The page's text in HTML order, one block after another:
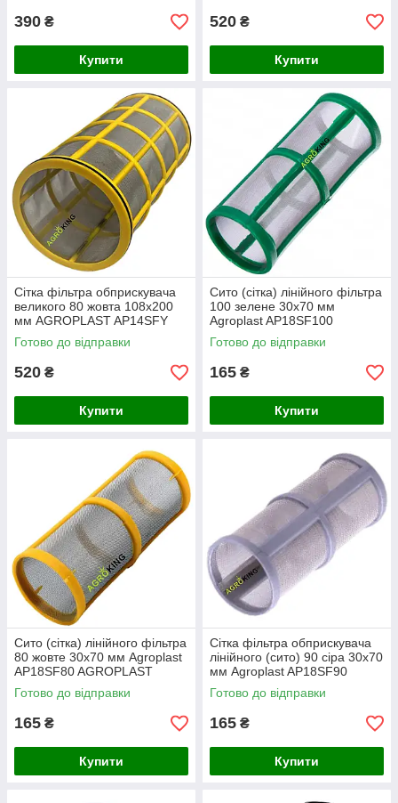
390 ₴
Купити
520 ₴
Купити
Сітка фільтра обприскувача
великого 80 жовта 108х200
мм AGROPLAST AP14SFY
Готово до відправки
520 ₴
Купити
Сито (сітка) лінійного фільтра
100 зелене 30х70 мм
Agroplast AP18SF100
AGROPLAST
Готово до відправки
165 ₴
Купити
Сито (сітка) лінійного фільтра
80 жовте 30х70 мм Agroplast
AP18SF80 AGROPLAST
Готово до відправки
165 ₴
Купити
Сітка фільтра обприскувача
лінійного (сито) 90 сіра 30х70
мм Agroplast AP18SF90
Готово до відправки
165 ₴
Купити